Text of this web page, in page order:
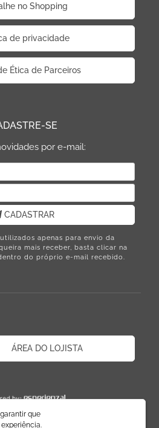
que
no Shopping
de privacidade
Ética de Parceiros
SE
por e-mail:
CADASTRAR
apenas para envio da
mais receber, basta clicar na
do próprio e-mail recebido.
ÁREA DO LOJISTA